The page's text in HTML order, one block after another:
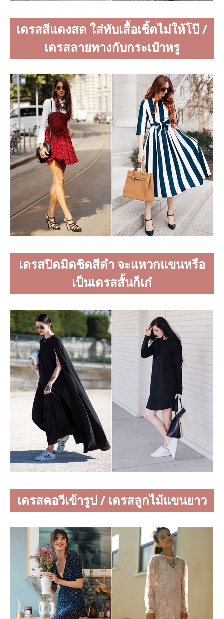
เดรสสีแดงสด ใส่ทับเสื้อเชิ้ตไม่ให้โป๊ /
เดรสลายทางกับกระเป๋าหรู
เดรสปิดมิดชิดสีดำ จะแหวกแขนหรือ
เป็นเดรสสั้นก็เก๋
เดรสคอวีเข้ารูป / เดรสลูกไม้แขนยาว